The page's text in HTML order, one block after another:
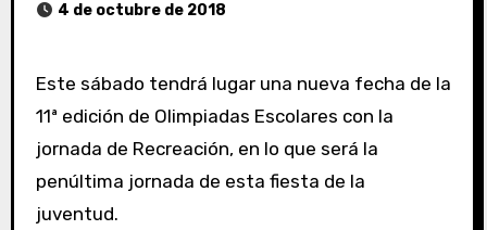
4 de octubre de 2018
Este sábado tendrá lugar una nueva fecha de la
11ª edición de Olimpiadas Escolares con la
jornada de Recreación, en lo que será la
penúltima jornada de esta fiesta de la
juventud.